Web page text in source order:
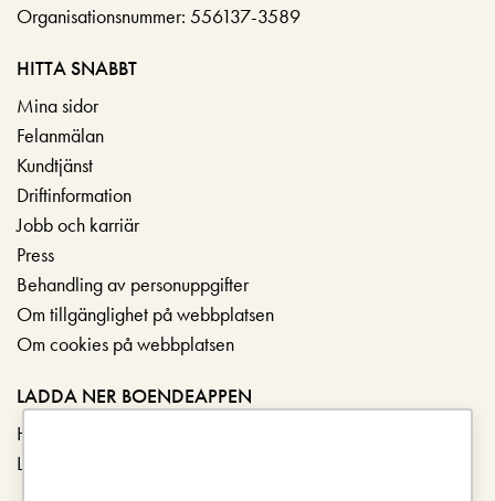
Organisationsnummer: 556137-3589
HITTA SNABBT
Mina sidor
Felanmälan
Kundtjänst
Driftinformation
Jobb och karriär
Press
Behandling av personuppgifter
Om tillgänglighet på webbplatsen
Om cookies på webbplatsen
LADDA NER BOENDEAPPEN
Hämta i App Store
Ladda ner på Google Play